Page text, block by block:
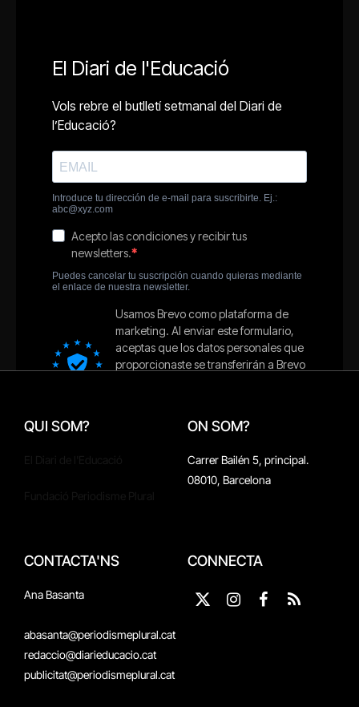
QUI SOM? ON SOM?
Carrer Bailén 5, principal.
08010, Barcelona
CONTACTA'NS
Ana Basanta
abasanta@periodismeplural.cat
redaccio@diarieducacio.cat
publicitat@periodismeplural.cat
CONNECTA
X
InstagramFacebook
RSS